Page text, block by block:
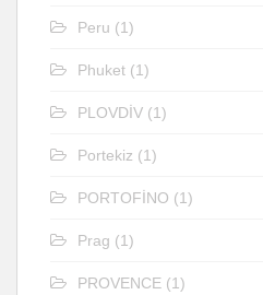
Peru (1)
Phuket (1)
PLOVDİV (1)
Portekiz (1)
PORTOFİNO (1)
Prag (1)
PROVENCE (1)